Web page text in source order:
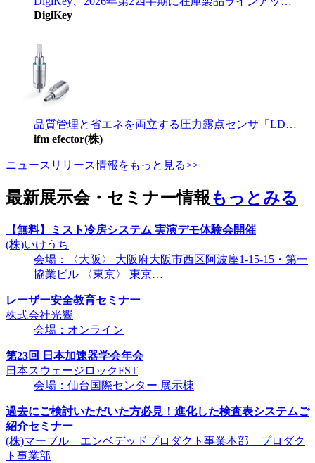
DigiKey
品質管理と省エネを両立する圧力露点センサ「LD…
ifm efector(株)
ニュースリリース情報をもっと見る>>
最新展示会・セミナー情報もっとみる
【無料】ミスト冷房システム 実演デモ体験会開催
(株)いけうち
会場：〈大阪〉 大阪府大阪市西区阿波座1-15-15・第一
協業ビル 〈東京〉 東京…
レーザー安全教育セミナー
株式会社光響
会場：オンライン
第23回 日本加速器学会年会
日本スウェージロックFST
会場：仙台国際センター 展示棟
過去にご検討いただいた方必見！進化した検査表システムご
紹介セミナー
(株)マーブル エンベデッドプロダクト事業本部 プロダク
ト事業部